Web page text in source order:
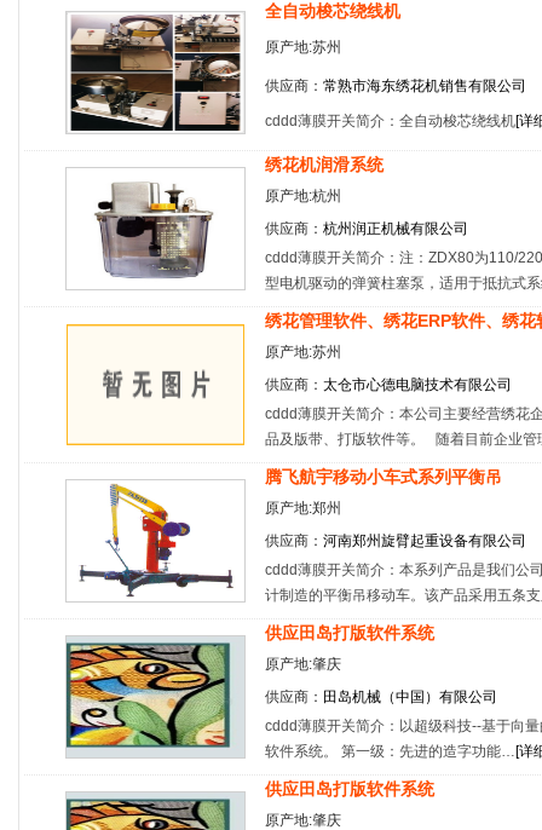
全自动梭芯绕线机
原产地:苏州
供应商： 常熟市海东绣花机销售有限公司
cddd薄膜开关简介：全自动梭芯绕线机[详
绣花机润滑系统
原产地:杭州
供应商： 杭州润正机械有限公司
cddd薄膜开关简介：注：ZDX80为110/
型电机驱动的弹簧柱塞泵，适用于抵抗式
绣花管理软件、绣花ERP软件、绣花
原产地:苏州
供应商： 太仓市心德电脑技术有限公司
cddd薄膜开关简介：本公司主要经营绣花
品及版带、打版软件等。 随着目前企业
腾飞航宇移动小车式系列平衡吊
原产地:郑州
供应商： 河南郑州旋臂起重设备有限公司
cddd薄膜开关简介：本系列产品是我们公
计制造的平衡吊移动车。该产品采用五条
供应田岛打版软件系统
原产地:肇庆
供应商： 田岛机械（中国）有限公司
cddd薄膜开关简介：以超级科技--基于向
软件系统。 第一级：先进的造字功能…[详
供应田岛打版软件系统
原产地:肇庆